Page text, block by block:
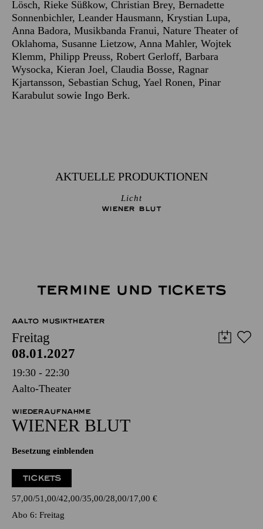
Lösch, Rieke Süßkow, Christian Brey, Bernadette
Sonnenbichler, Leander Hausmann, Krystian Lupa,
Anna Badora, Musikbanda Franui, Nature Theater of
Oklahoma, Susanne Lietzow, Anna Mahler, Wojtek
Klemm, Philipp Preuss, Robert Gerloff, Barbara
Wysocka, Kieran Joel, Claudia Bosse, Ragnar
Kjartansson, Sebastian Schug, Yael Ronen, Pinar
Karabulut sowie Ingo Berk.
AKTUELLE PRODUKTIONEN
Licht
WIENER BLUT
TERMINE UND TICKETS
AALTO MUSIKTHEATER
Freitag
08.01.2027
19:30 - 22:30
Aalto-Theater
WIEDERAUFNAHME
WIENER BLUT
Besetzung einblenden
TICKETS
57,00 51,00 42,00 35,00 28,00 17,00 €
Abo 6: Freitag